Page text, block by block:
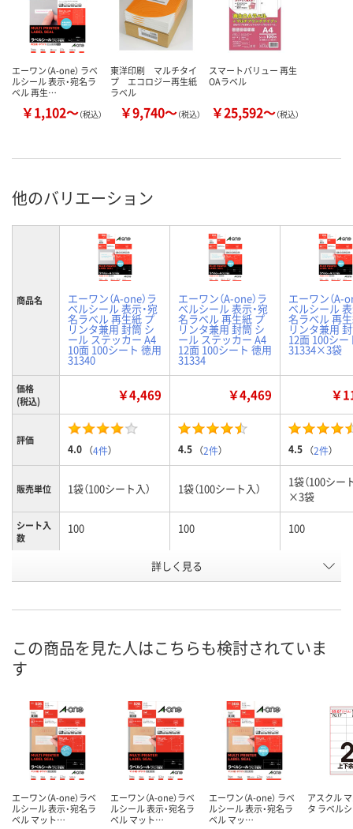
エーワン（A-one） ラベ
ルシール 表示・宛名ラ
ベル 再生…
￥1,102～（税込）
東洋印刷 マルチタイ
プ エコロジー再生紙
ラベル
￥9,740～（税込）
スマートバリュー 再生
OAラベル
￥25,592～（税込）
他のバリエーション
商品名 エーワン（A-one）ラ
ベルシール 表示・宛
名ラベル 再生紙 プ
リンタ兼用 封筒 シ
ール ステッカー A4
10面 100シート 徳用
31340
エーワン（A-one）ラ
ベルシール 表示・宛
名ラベル 再生紙 プ
リンタ兼用 封筒 シ
ール ステッカー A4
12面 100シート 徳用
31334
エーワン（A-
ベルシール 表
名ラベル 再
リンタ兼用
12面 100シー
31334×3袋
価格
(税込)
￥4,469 ￥4,469 ￥
評価
4.0 （4件） 4.5 （2件） 4.5 （2件）
販売単位 1袋（100シート入） 1袋（100シート入）
1袋（100シー
×3袋
シート入
数
100 100 100
イズ
（86.4×50.8mm）
12面
（86.4×42.3mm）
（
お申込番
在庫 あり あり 3点
数量
カゴへ
数量
カゴへ カ
詳しく見る
この商品を見た人はこちらも検討されていま
す
エーワン（A-one）ラベ
ルシール 表示・宛名ラ
ベル マット…
エーワン（A-one）ラベ
ルシール 表示・宛名ラ
ベル マット…
エーワン（A-one） ラベ
ルシール 表示・宛名ラ
ベル マッ…
アスクル
タ ラベル